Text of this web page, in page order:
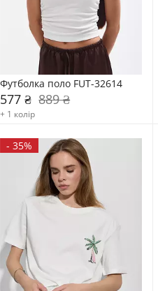
Футболка поло FUT-32614
577 ₴ 889 ₴
+ 1 колір
-35%